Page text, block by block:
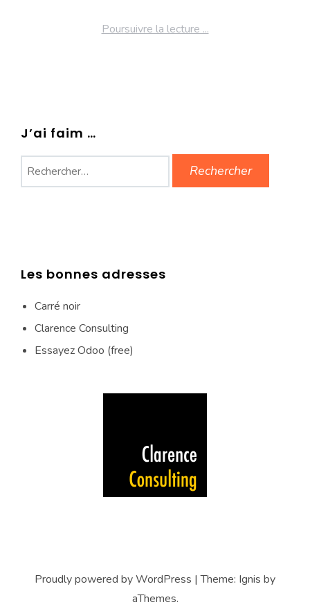
Poursuivre la lecture ...
J’ai faim …
Les bonnes adresses
Carré noir
Clarence Consulting
Essayez Odoo (free)
Proudly powered by WordPress |Theme: Ignis by
aThemes.